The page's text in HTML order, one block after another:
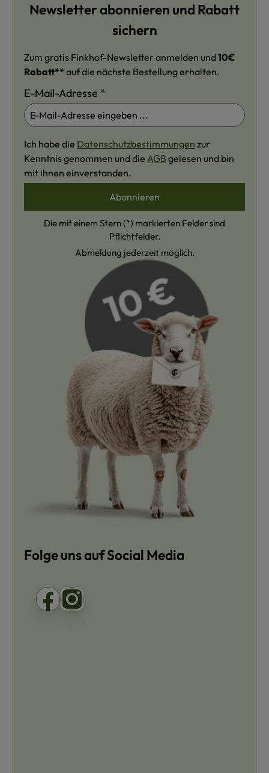
Newsletter abonnieren und Rabatt
sichern
Zum gratis Finkhof-Newsletter anmelden und10€
Rabatt** auf die nächste Bestellung erhalten.
E-Mail-Adresse *
Ich habe die Datenschutzbestimmungen zur
Kenntnis genommen und die AGB gelesen und bin
mit ihnen einverstanden.
Abonnieren
Die mit einem Stern (*) markierten Felder sind
Pflichtfelder.
Abmeldung jederzeit möglich.
Folge uns auf Social Media